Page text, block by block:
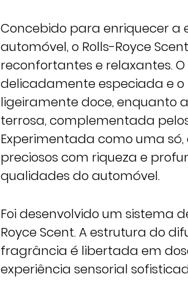
Concebido para enriquecer a
automóvel, o Rolls-Royce
reconfortantes e relaxantes.
delicadamente especiada e
ligeiramente doce, enquanto
terrosa, complementada
Experimentada como uma
preciosos com riqueza e
qualidades do automóvel.
Foi desenvolvido um sistema
Royce Scent. A estrutura do
fragrância é libertada em
experiência sensorial